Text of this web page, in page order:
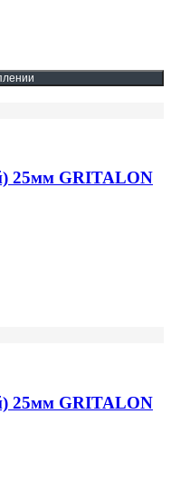
25мм GRITALON
25мм GRITALON